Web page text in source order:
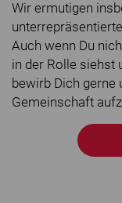
Wir ermutigen
Auch wenn Du
in der Rolle siehst
bewirb Dich gerne
Gemeinschaft